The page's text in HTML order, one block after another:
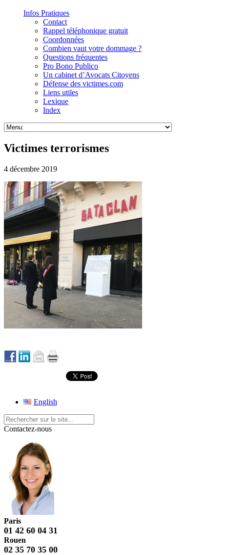
Infos Pratiques
Contact
Rappel téléphonique gratuit
Coordonnées
Combien vaut votre dommage ?
Questions fréquentes
Pro Bono Publico
Un cabinet d’Avocats Citoyens
Défense des victimes.com
Liens utiles
Lexique
Index
Victimes terrorismes
4 décembre 2019
English
Contactez-nous
Paris
01 42 60 04 31
Rouen
02 35 70 35 00